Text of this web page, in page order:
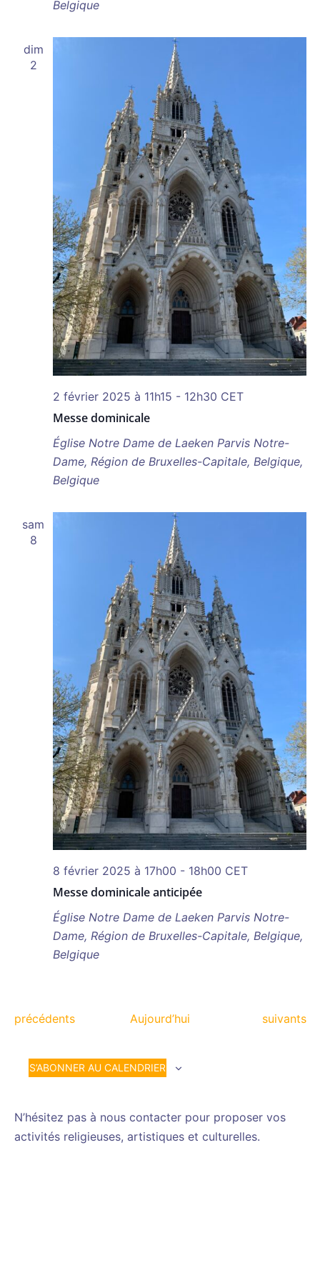
Belgique
dim
2
Messe dominicale
2 février 2025 à 11h15 - 12h30 CET
Église Notre Dame de Laeken Parvis Notre-
Dame, Région de Bruxelles-Capitale, Belgique,
Belgique
sam
8
Messe dominicale anticipée
8 février 2025 à 17h00 - 18h00 CET
Église Notre Dame de Laeken Parvis Notre-
Dame, Région de Bruxelles-Capitale, Belgique,
Belgique
Évènements
précédents Aujourd’hui suivants
S’ABONNER AU CALENDRIER
N’hésitez pas à nous contacter pour proposer vos
activités religieuses, artistiques et culturelles.